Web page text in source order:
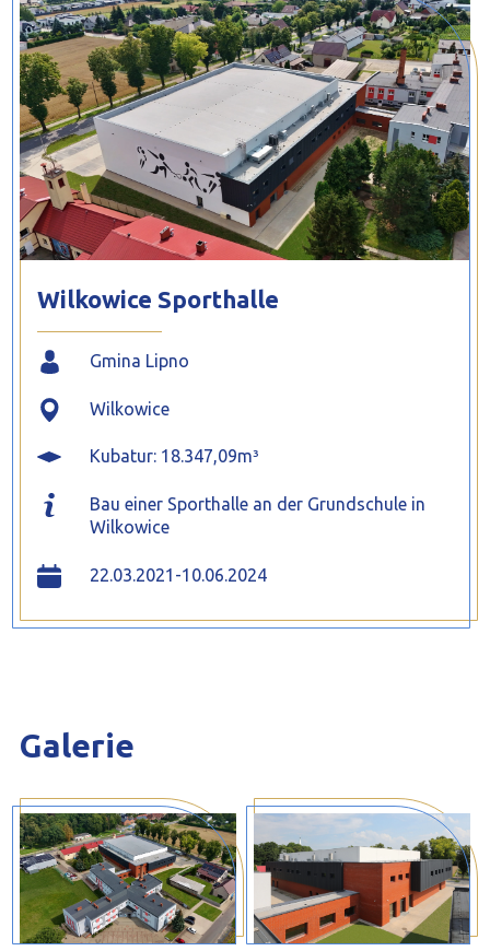
PROFILAR – kaltgeformte Profile
PL
Wilkowice Sporthalle
Gmina Lipno
Wilkowice
Kubatur: 18.347,09m³
Bau einer Sporthalle an der Grundschule in
Wilkowice
22.03.2021-10.06.2024
Galerie